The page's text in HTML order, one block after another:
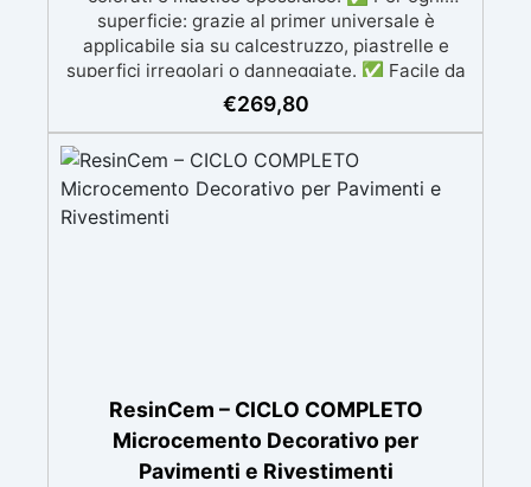
superficie: grazie al primer universale è
applicabile sia su calcestruzzo, piastrelle e
superfici irregolari o danneggiate. ✅ Facile da
applicare: Video Guida completa inclusa, 3
semplici passaggi, dalla preparazione della
superficie alla finitura protettiva antigraffio. ✅
Risultati professionali: Sistema autolivellante,
resistente ai raggi UV, duraturo e con finitura
lucida o satinata. ✅ Personalizzabile:
€269,80
ResinCem – CICLO COMPLETO
Microcemento Decorativo per
Pavimenti e Rivestimenti